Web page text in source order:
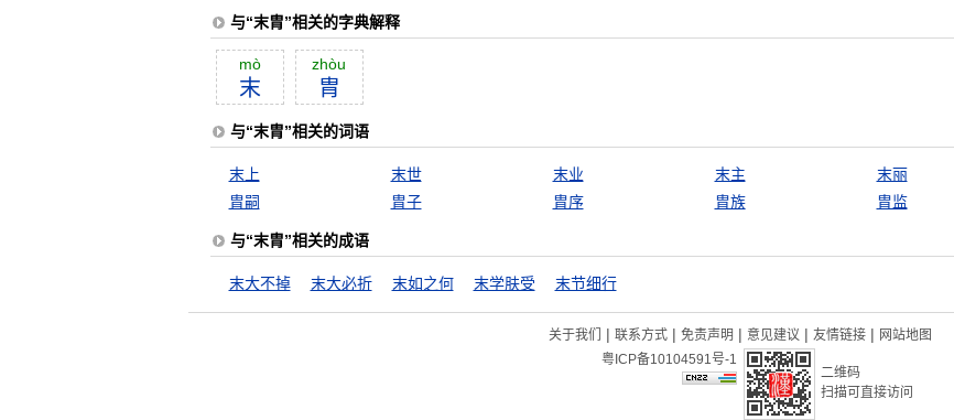
与“末胄”相关的字典解释
mò
末
zhòu
胄
与“末胄”相关的词语
末上 末世 末业 末主
末丽
胄嗣
胄子 胄序 胄族 胄监
与“末胄”相关的成语
末大不掉 末大必折 末如之何 末学肤受 末节细行
关于我们 | 联系方式 | 免责声明 | 意见建议 | 友情链接 | 网站地图
粤ICP备10104591号-1
二维码
扫描可直接访问